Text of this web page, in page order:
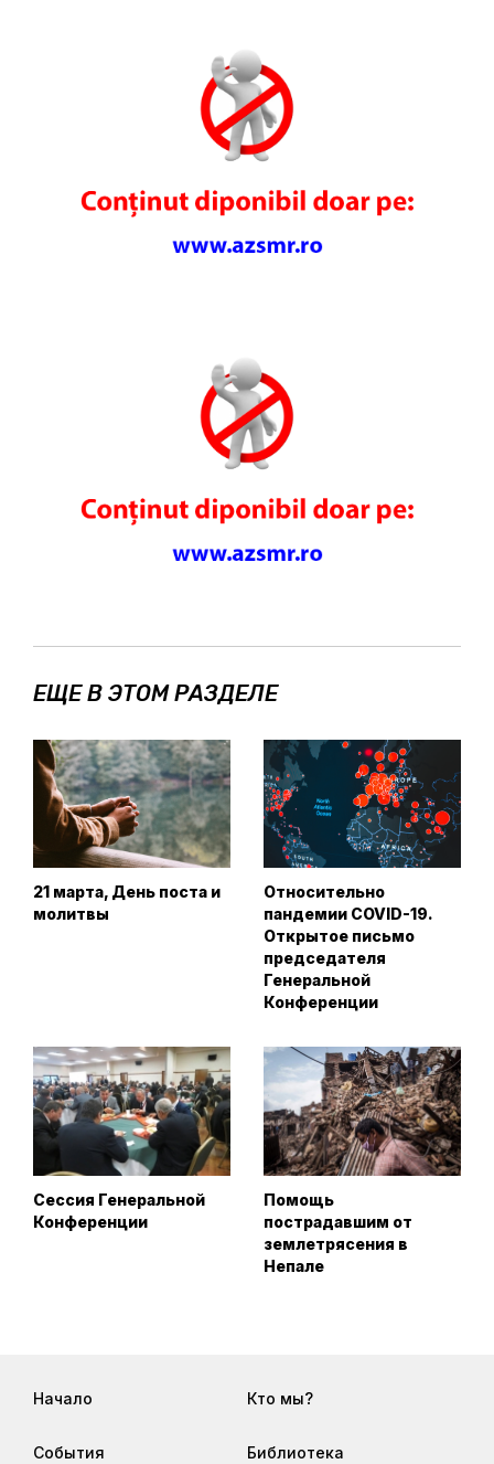
ЕЩЕ В ЭТОМ РАЗДЕЛЕ
21 марта, День поста и
молитвы
Относительно
пандемии COVID-19.
Открытое письмо
председателя
Генеральной
Конференции
Сессия Генеральной
Конференции
Помощь
пострадавшим от
землетрясения в
Непале
Начало Кто мы?
События Библиотека